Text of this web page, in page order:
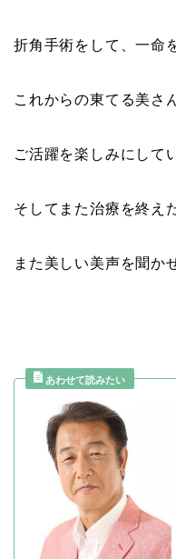
折角手術をして、一命
これからの東てる美さ
ご活躍を楽しみにして
そしてまた治療を終え
また美しい美声を聞か